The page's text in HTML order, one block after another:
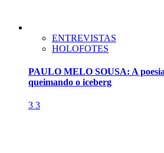
ENTREVISTAS
HOLOFOTES
PAULO MELO SOUSA: A
queimando o iceberg
3 3